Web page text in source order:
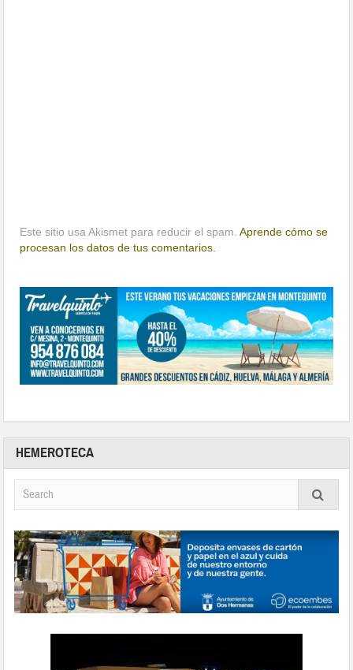
Este sitio usa Akismet para reducir el spam.Aprende cómo se
procesan los datos de tus comentarios.
HEMEROTECA